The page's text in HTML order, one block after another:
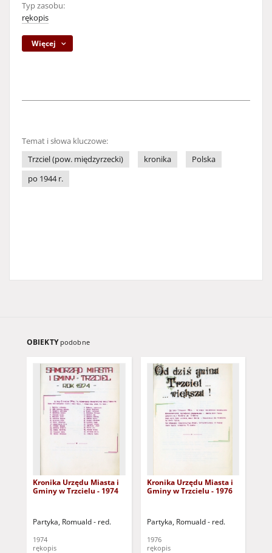
Typ zasobu:
rękopis
Więcej
Temat i słowa kluczowe:
Trzciel (pow. międzyrzecki)
kronika
Polska
po 1944 r.
OBIEKTY podobne
Kronika Urzędu Miasta i
Gminy w Trzcielu - 1974
Partyka, Romuald - red.
1974
rękopis
Kronika Urzędu Miasta i
Gminy w Trzcielu - 1976
Partyka, Romuald - red.
1976
rękopis